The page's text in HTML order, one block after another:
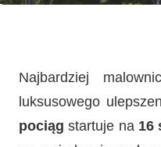
Najbardziej
luksusowego
pociąg startuje na 16